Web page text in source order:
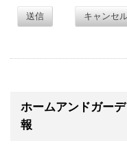
送信 キャンセ
ホームアンドガー
報